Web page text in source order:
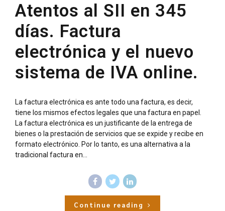
Atentos al SII en 345
días. Factura
electrónica y el nuevo
sistema de IVA online.
La factura electrónica es ante todo una factura, es decir,
tiene los mismos efectos legales que una factura en papel.
La factura electrónica es un justificante de la entrega de
bienes o la prestación de servicios que se expide y recibe en
formato electrónico. Por lo tanto, es una alternativa a la
tradicional factura en...
Continue reading